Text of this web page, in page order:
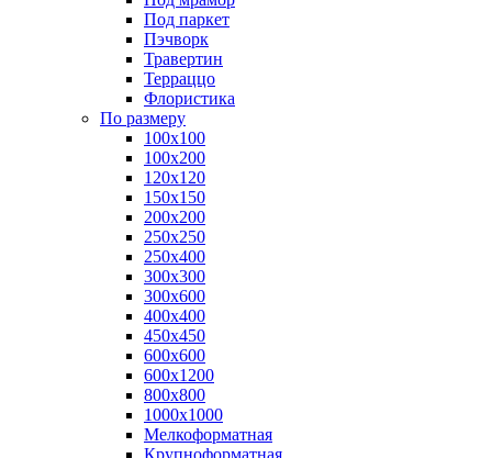
Под паркет
Пэчворк
Травертин
Терраццо
Флористика
По размеру
100х100
100х200
120х120
150х150
200х200
250х250
250х400
300х300
300х600
400х400
450х450
600х600
600х1200
800х800
1000х1000
Мелкоформатная
Крупноформатная